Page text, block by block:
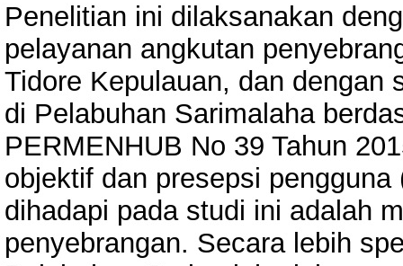
Penelitian ini dilaksanakan
pelayanan angkutan
Tidore Kepulauan, dan dengan
di Pelabuhan Sarimalaha
PERMENHUB No 39 Tahun
objektif dan presepsi
dihadapi pada studi ini adalah
penyebrangan. Secara lebih